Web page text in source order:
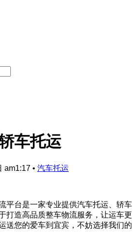
车托运
am1:17 • 汽车托运
平台是一家专业提供汽车托运、轿车
打造高品质整车物流服务，让运车更
送您的爱车到宜宾，不妨选择我们的